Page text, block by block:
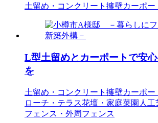
土留め・コンクリート擁壁カーポー
L型土留めとカーポートで安
を
土留め・コンクリート擁壁カーポー
ローチ・テラス花壇・家庭菜園 人
フェンス・外周フェンス